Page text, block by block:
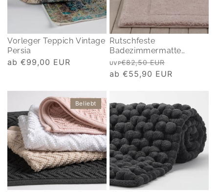
Vorleger Teppich Vintage
Persia
Normaler
ab €99,00 EUR
Rutschfeste
Badezimmermatte
Orlando
Normaler
Preis
UVP€82,50 EUR
ab €55,90 EUR
Beliebt